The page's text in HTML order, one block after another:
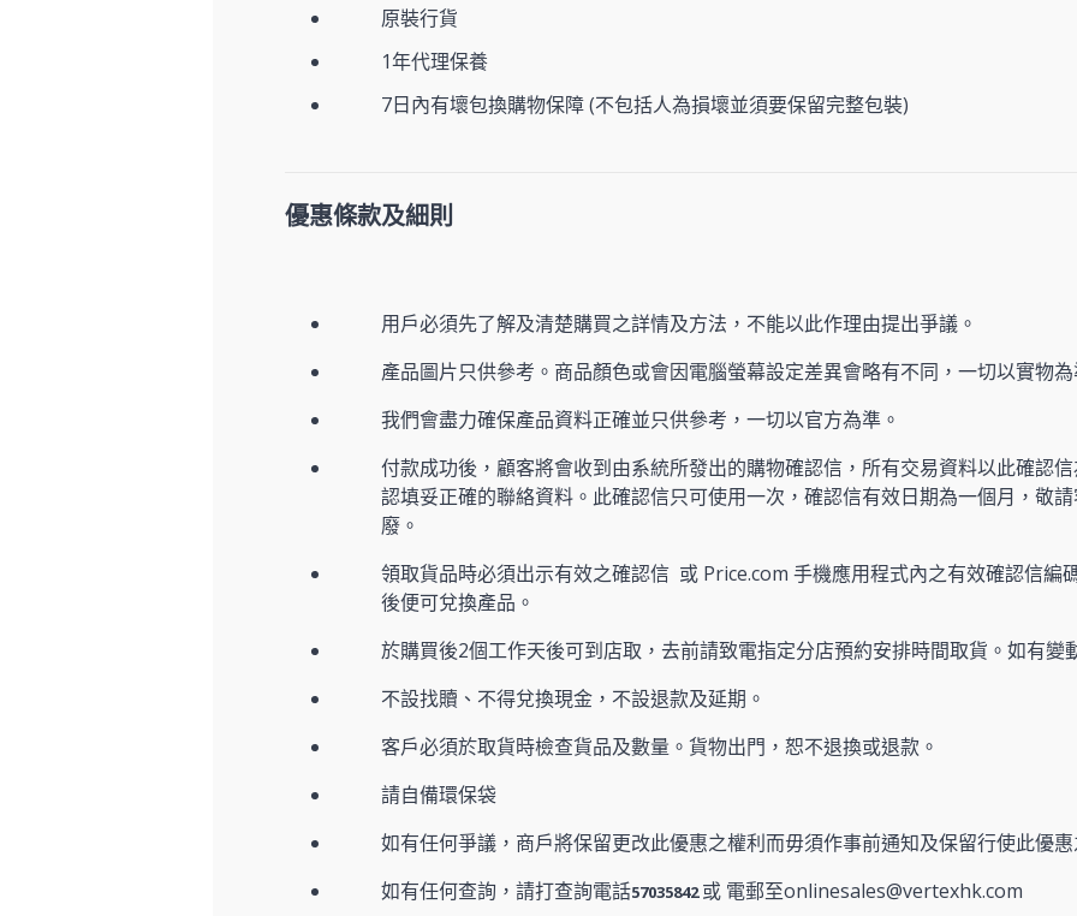
原裝行貨
1年代理保養
7日內有壞包換購物保障 (不包括人為損壞並須要保留完整包裝)
優惠條款及細則
用戶必須先了解及清楚購買之詳情及方法，不能以此作理由提出爭議。
產品圖片只供參考。商品顏色或會因電腦螢幕設定差異會略有不同，一切以實物
我們會盡力確保產品資料正確並只供參考，一切以官方為準。
付款成功後，顧客將會收到由系統所發出的購物確認信，所有交易資料以此確認
認填妥正確的聯絡資料。此確認信只可使用一次，確認信有效日期為一個月，敬
廢。
領取貨品時必須出示有效之確認信 或 Price.com 手機應用程式內之有效確認信編
後便可兌換產品。
於購買後2個工作天後可到店取，去前請致電指定分店預約安排時間取貨。如有變
不設找贖、不得兌換現金，不設退款及延期。
客戶必須於取貨時檢查貨品及數量。貨物出門，恕不退換或退款。
請自備環保袋
如有任何爭議，商戶將保留更改此優惠之權利而毋須作事前通知及保留行使此優
如有任何查詢，請打查詢電話57035842 或 電郵至onlinesales@vertexhk.com